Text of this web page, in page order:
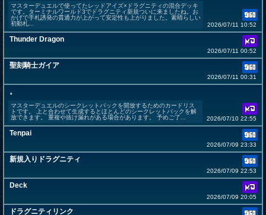
マスターデュエルで使ってたレッドアイズ×ドラグニティの混合デッキ
です。ターミナルワールド3でドラグニティ新規ついに来ましたね。お
かげで手札誘発の貫通力が上がって安定性も上がりました。素晴らしい
初動札...
2026/07/11 10:52
Thunder Dragon
2026/07/11 00:52
聖刻騎士ガイア
2026/07/11 00:31
。
マスターデュエルのシークレットパックを開放するためのカードリス
トです。 上と合わせて生成するとほとんどのシークレットパックを解
放できます。 重複や抜け漏れがある場合があります。 予めご了...
2026/07/10 22:55
Tenpai
2026/07/09 23:33
新規入りドラグニティ
2026/07/09 22:53
Deck
2026/07/09 20:05
ドラグニティリンク